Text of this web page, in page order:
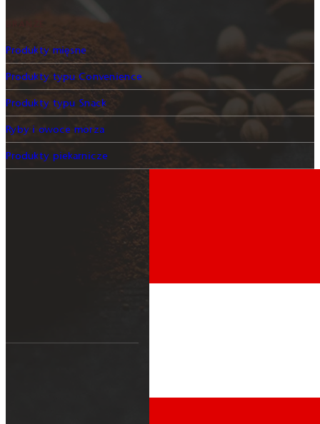
Produkty mięsne
Produkty typu Convenience
Produkty typu Snack
Ryby i owoce morza
Produkty piekarnicze